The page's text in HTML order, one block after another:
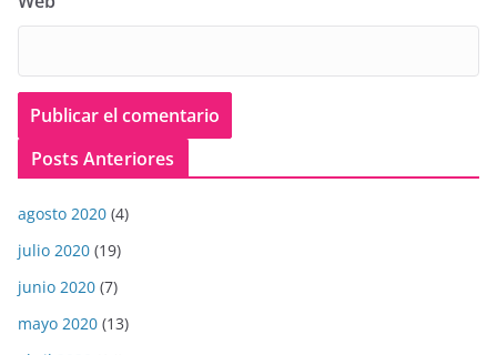
Posts Anteriores
agosto 2020 (4)
julio 2020 (19)
junio 2020 (7)
mayo 2020 (13)